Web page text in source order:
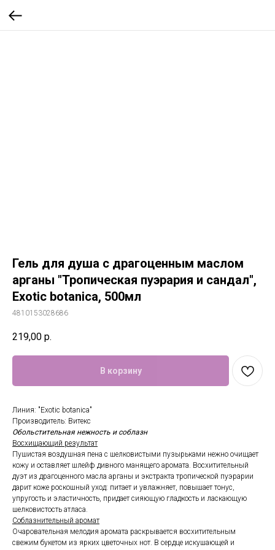
Гель для душа с драгоценным маслом
арганы "Тропическая пуэрария и сандал",
Exotic botanica, 500мл
4810153028686
219,00 р.
В корзину
Линия: "Exotic botanica"
Производитель: Витекс
Обольстительная нежность и соблазн
Восхищающий результат
Пушистая воздушная пена с шелковистыми пузырьками нежно очищает
кожу и оставляет шлейф дивного манящего аромата. Восхитительный
дуэт из драгоценного масла арганы и экстракта тропической пуэрарии
дарит коже роскошный уход: питает и увлажняет, повышает тонус,
упругость и эластичность, придает сияющую гладкость и ласкающую
шелковистость атласа.
Соблазнительный аромат
Очаровательная мелодия аромата раскрывается восхитительным
свежим букетом из ярких цветочных нот. В сердце искушающей и